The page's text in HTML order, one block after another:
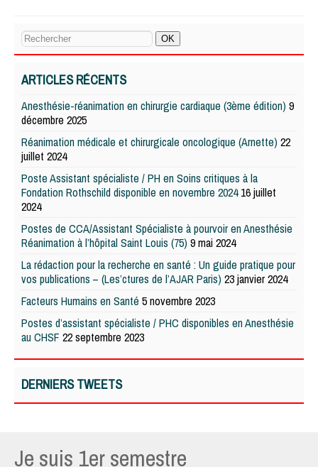
ARTICLES RÉCENTS
Anesthésie-réanimation en chirurgie cardiaque (3ème édition) 9
décembre 2025
Réanimation médicale et chirurgicale oncologique (Arnette) 22
juillet 2024
Poste Assistant spécialiste / PH en Soins critiques à la
Fondation Rothschild disponible en novembre 2024 16 juillet
2024
Postes de CCA/Assistant Spécialiste à pourvoir en Anesthésie
Réanimation à l’hôpital Saint Louis (75) 9 mai 2024
La rédaction pour la recherche en santé : Un guide pratique pour
vos publications – (Les’ctures de l’AJAR Paris) 23 janvier 2024
Facteurs Humains en Santé 5 novembre 2023
Postes d’assistant spécialiste / PHC disponibles en Anesthésie
au CHSF 22 septembre 2023
DERNIERS TWEETS
Je suis 1er semestre